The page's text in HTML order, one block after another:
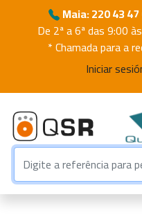
Maia: 220 43
De 2ª a 6ª das 9:00
* Chamada para a
Iniciar